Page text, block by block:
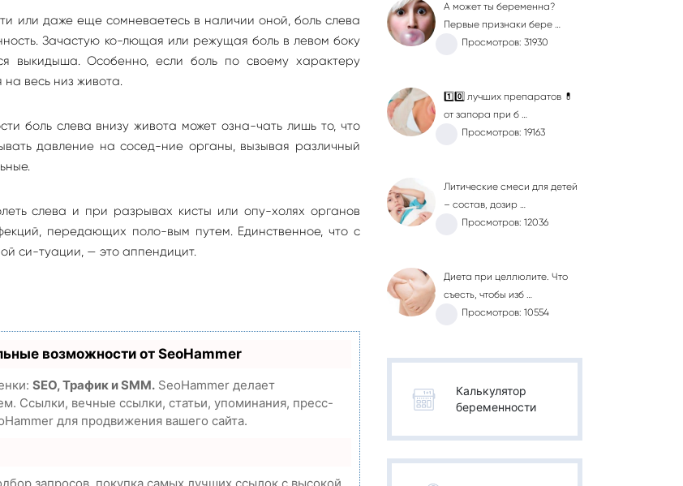
или даже еще сомневаетесь в наличии оной, боль слева
Зачастую ко-лющая или режущая боль в левом боку
выкидыша. Особенно, если боль по своему характеру
весь низ живота.
боль слева внизу живота может озна-чать лишь то, что
давление на сосед-ние органы, вызывая различный
слева и при разрывах кисты или опу-холях органов
передающих поло-вым путем. Единственное, что с
си-туации, — это аппендицит.
возможности от SeoHammer
SEO, Трафик и SMM. SeoHammer делает
Ссылки, вечные ссылки, статьи, упоминания, пресс-
для продвижения вашего сайта.
А может ты беременна?
Первые признаки бере …
Просмотров: 31930
1️⃣0️⃣ лучших препаратов 💊
от запора при б …
Просмотров: 19163
Литические смеси для детей
– состав, дозир …
Просмотров: 12036
Диета при целлюлите. Что
съесть, чтобы изб …
Просмотров: 10554
Калькулятор
беременности